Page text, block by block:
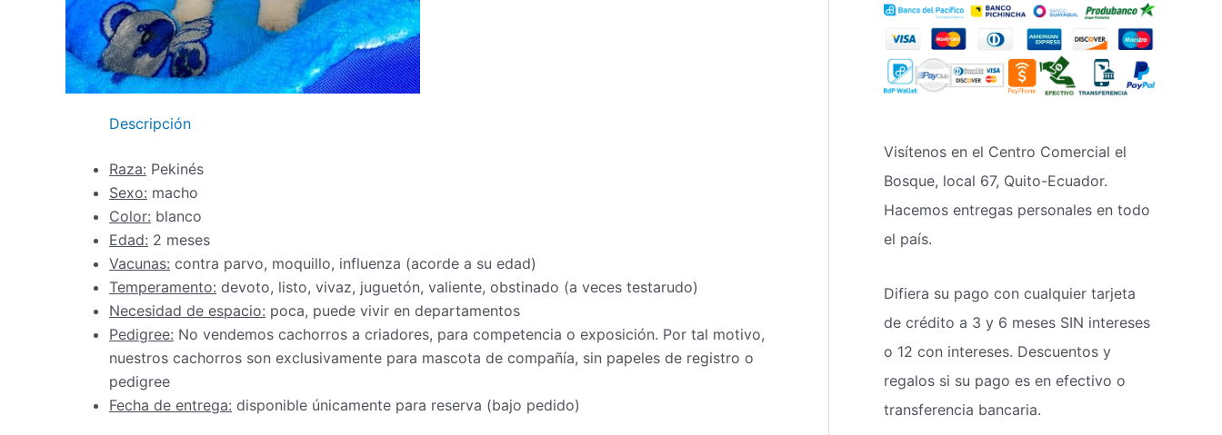
Descripción
Raza: Pekinés
Sexo: macho
Color: blanco
Edad: 2 meses
Vacunas: contra parvo, moquillo, influenza (acorde a su edad)
Temperamento: devoto, listo, vivaz, juguetón, valiente, obstinado (a veces testarudo)
Necesidad de espacio: poca, puede vivir en departamentos
Pedigree: No vendemos cachorros a criadores, para competencia o exposición. Por tal motivo,
nuestros cachorros son exclusivamente para mascota de compañía, sin papeles de registro o
pedigree
Fecha de entrega: disponible únicamente para reserva (bajo pedido)
Visítenos en el Centro Comercial el
Bosque, local 67, Quito-Ecuador.
Hacemos entregas personales en todo
el país.
Difiera su pago con cualquier tarjeta
de crédito a 3 y 6 meses SIN intereses
o 12 con intereses. Descuentos y
regalos si su pago es en efectivo o
transferencia bancaria.